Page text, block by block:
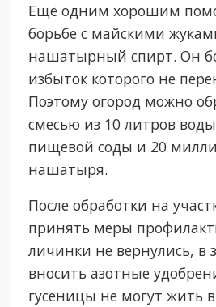
Ещё одним хорошим
борьбе с майскими
нашатырный спирт. Он
избыток которого не
Поэтому огород можно
смесью из 10 литров
пищевой соды и 20
нашатыря.
После обработки на
принять меры
личинки не вернулись,
вносить азотные
гусеницы не могут жить